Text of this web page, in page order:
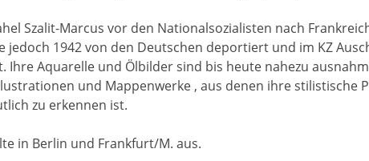
Szalit-Marcus vor den Nationalsozialisten nach
jedoch 1942 von den Deutschen deportiert und im KZ
Ihre Aquarelle und Ölbilder sind bis heute nahezu
und Mappenwerke , aus denen ihre stilistische
zu erkennen ist.
in Berlin und Frankfurt/M. aus.